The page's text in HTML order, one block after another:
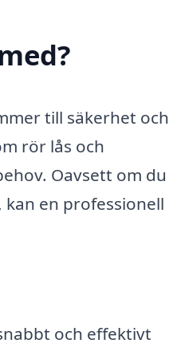
till säkerhet och
rör lås och
Oavsett om du
en professionell
och effektivt